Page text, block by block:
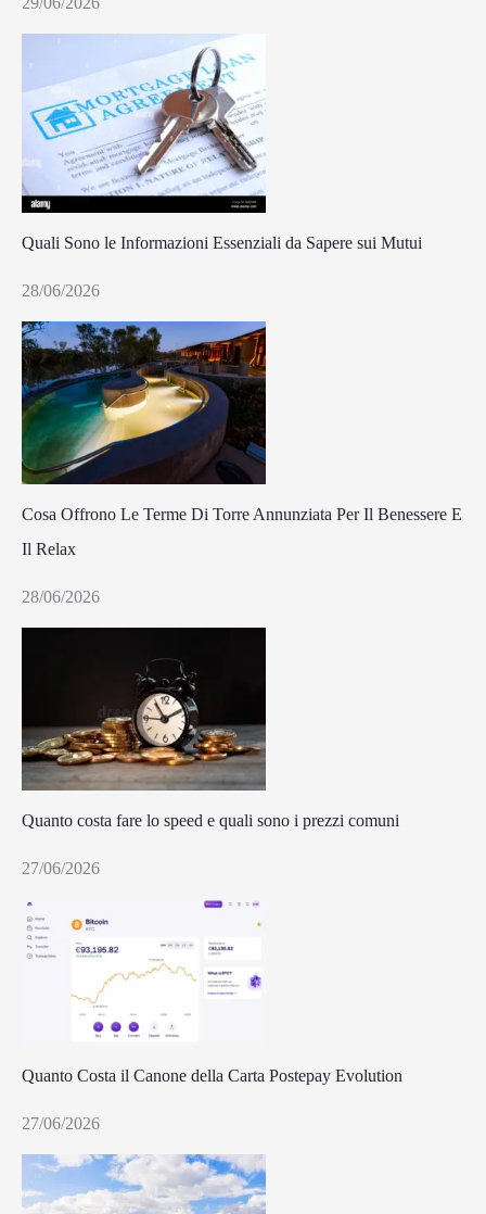
Quali Sono le Informazioni Essenziali da Sapere sui Mutui
28/06/2026
Cosa Offrono Le Terme Di Torre Annunziata Per Il Benessere E
Il Relax
28/06/2026
Quanto costa fare lo speed e quali sono i prezzi comuni
27/06/2026
Quanto Costa il Canone della Carta Postepay Evolution
27/06/2026